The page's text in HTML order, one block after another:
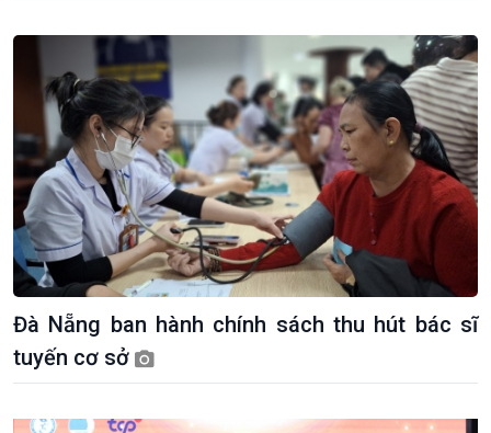
Đà Nẵng ban hành chính sách thu hút bác sĩ
tuyến cơ sở